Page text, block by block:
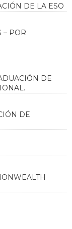
DE LA ESO
– POR
DE
DE